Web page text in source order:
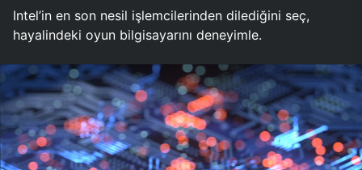
Intel’in en son nesil işlemcilerinden dilediğini seç,
hayalindeki oyun bilgisayarını deneyimle.